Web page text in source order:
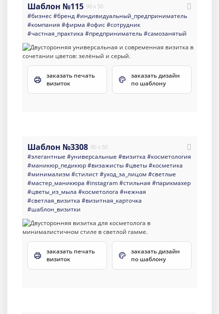
Шаблон №115 90 x 50
#бизнес#бренд#индивидуальный_предприниматель
#компания #фирма #офис#сотрудник
#частная_практика #предприниматель#самозанятый
заказать печать
визиток
заказать дизайн
по шаблону
Шаблон №3308 90 x 50
#элегантные #универсальные #визитка #косметология
#маникюр_педикюр#визажисты#цветы#косметика
#минимализм #стилист#уход_за_лицом #светлые
#мастер_маникюра #instagram#стильная #парикмахер
#цветы_из_мыла #косметолога #нежная
#светлая_визитка #визитная_карточка
#шаблон_визитки
заказать печать
визиток
заказать дизайн
по шаблону